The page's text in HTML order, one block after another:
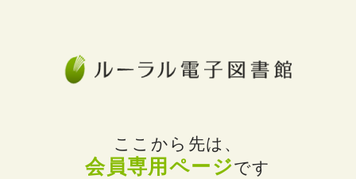
ここから先は、
会員専用ページです